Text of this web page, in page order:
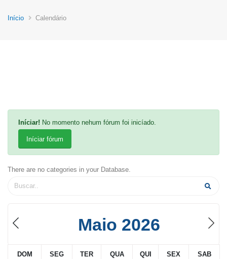
Início Calendário
Iníciar! No momento nehum fórum foi inicíado.
Iníciar fórum
There are no categories in your Database.
Maio 2026
DOM SEG TER QUA QUI SEX SAB